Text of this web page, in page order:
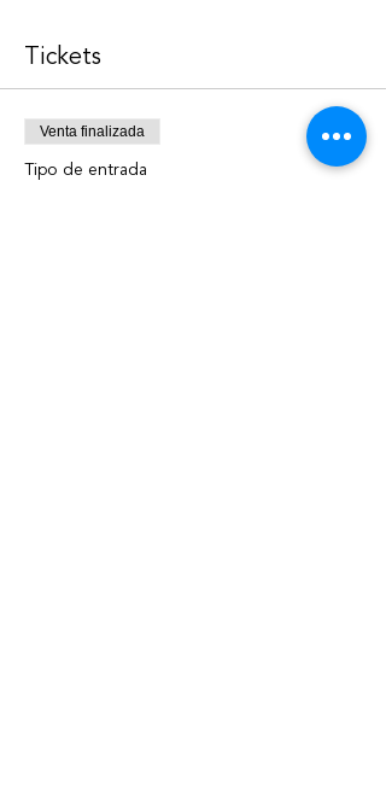
Tickets
Venta finalizada
Tipo de entrada